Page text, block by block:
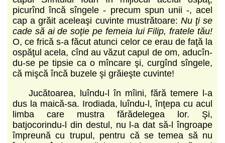
picurînd încă sîngele - precum spun unii -, acel
cap a grăit aceleaşi cuvinte mustrătoare: Nu ţi se
cade să ai de soţie pe femeia lui Filip, fratele tău!
O, ce frică s-a făcut atunci celor ce erau de faţă la
ospăţul acela, cînd au văzut capul de om, aducîn-
du-se pe tipsie ca o mîncare şi, curgînd sîngele,
că mişcă încă buzele şi grăieşte cuvinte!
Jucătoarea, luîndu-l în mîini, fără temere l-a
dus la maică-sa. Irodiada, luîndu-l, înţepa cu acul
limba care mustra fărădelegea lor. Şi,
batjocorindu-l din destul, nu l-a dat să-l îngroape
împreună cu trupul, pentru că se temea să nu